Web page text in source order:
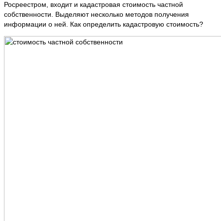
Росреестром, входит и кадастровая стоимость частной
собственности. Выделяют несколько методов получения
информации о ней. Как определить кадастровую стоимость?